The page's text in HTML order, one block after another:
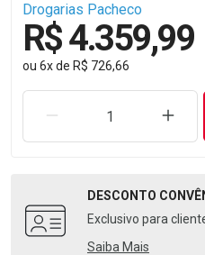
Drogarias Pacheco
R$ 4.359,99
ou 6xde R$ 726,66
REMOVER UMA UNIDADE
DESCONTO
Exclusivo para
Saiba Mais